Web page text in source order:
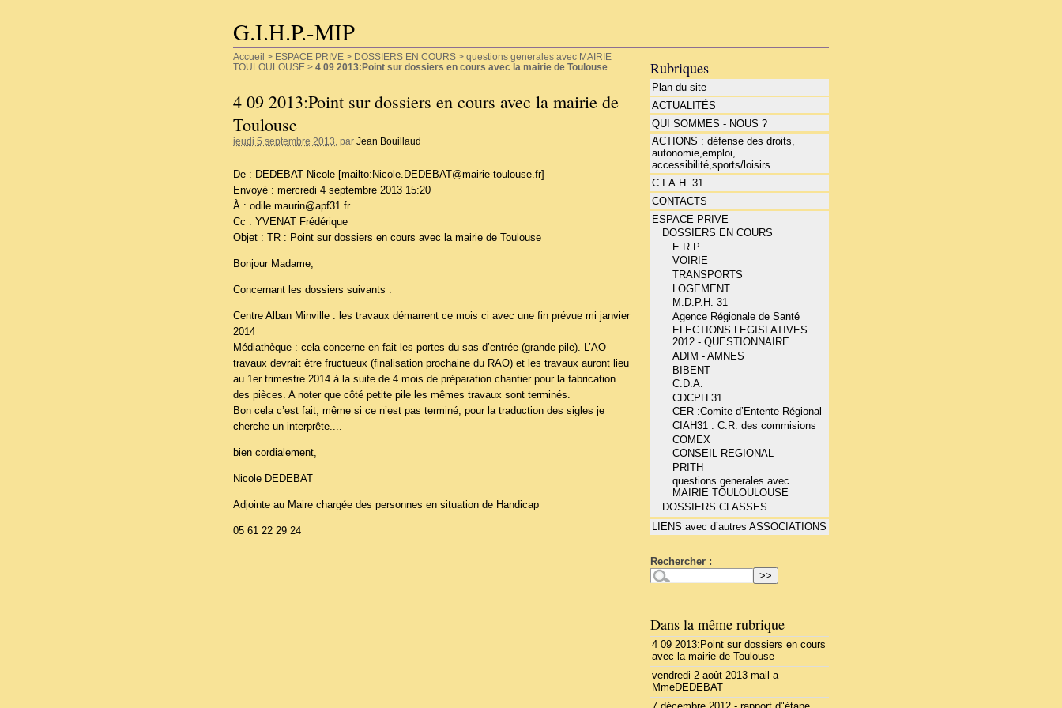
G.I.H.P.-MIP
Accueil > ESPACE PRIVE > DOSSIERS EN COURS > questions generales avec MAIRIE
TOULOULOUSE > 4 09 2013:Point sur dossiers en cours avec la mairie de Toulouse
4 09 2013:Point sur dossiers en cours avec la mairie de
Toulouse
jeudi 5 septembre 2013 , par Jean Bouillaud
De : DEDEBAT Nicole [mailto:Nicole.DEDEBAT@mairie-toulouse.fr]
Envoyé : mercredi 4 septembre 2013 15:20
À : odile.maurin@apf31.fr
Cc : YVENAT Frédérique
Objet : TR : Point sur dossiers en cours avec la mairie de Toulouse
Bonjour Madame,
Concernant les dossiers suivants :
Centre Alban Minville : les travaux démarrent ce mois ci avec une fin prévue mi janvier
2014
Médiathèque : cela concerne en fait les portes du sas d’entrée (grande pile). L’AO
travaux devrait être fructueux (finalisation prochaine du RAO) et les travaux auront lieu
au 1er trimestre 2014 à la suite de 4 mois de préparation chantier pour la fabrication
des pièces. A noter que côté petite pile les mêmes travaux sont terminés.
Bon cela c’est fait, même si ce n’est pas terminé, pour la traduction des sigles je
cherche un interprête....
bien cordialement,
Nicole DEDEBAT
Adjointe au Maire chargée des personnes en situation de Handicap
05 61 22 29 24
Rubriques
Plan du site
ACTUALITÉS
QUI SOMMES - NOUS ?
ACTIONS : défense des droits,
autonomie,emploi,
accessibilité,sports/loisirs...
C.I.A.H. 31
CONTACTS
ESPACE PRIVE
DOSSIERS EN COURS
E.R.P.
VOIRIE
TRANSPORTS
LOGEMENT
M.D.P.H. 31
Agence Régionale de Santé
ELECTIONS LEGISLATIVES
2012 - QUESTIONNAIRE
ADIM - AMNES
BIBENT
C.D.A.
CDCPH 31
CER :Comite d’Entente Régional
CIAH31 : C.R. des commisions
COMEX
CONSEIL REGIONAL
PRITH
questions generales avec
MAIRIE TOULOULOUSE
DOSSIERS CLASSES
LIENS avec d’autres ASSOCIATIONS
Rechercher :
Dans la même rubrique
4 09 2013:Point sur dossiers en cours
avec la mairie de Toulouse
vendredi 2 août 2013 mail a
MmeDEDEBAT